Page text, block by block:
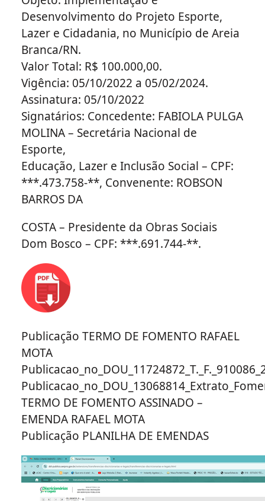
Desenvolvimento do Projeto Esporte,
Lazer e Cidadania, no Município de Areia
Branca/RN.
Valor Total: R$ 100.000,00.
Vigência: 05/10/2022 a 05/02/2024.
Assinatura: 05/10/2022
Signatários: Concedente: FABIOLA PULGA
MOLINA – Secretária Nacional de
Esporte,
Educação, Lazer e Inclusão Social – CPF:
***.473.758-**, Convenente: ROBSON
BARROS DA
COSTA – Presidente da Obras Sociais
Dom Bosco – CPF: ***.691.744-**.
Publicação TERMO DE FOMENTO RAFAEL
MOTA
TERMO DE FOMENTO ASSINADO –
EMENDA RAFAEL MOTA
Publicação PLANILHA DE EMENDAS